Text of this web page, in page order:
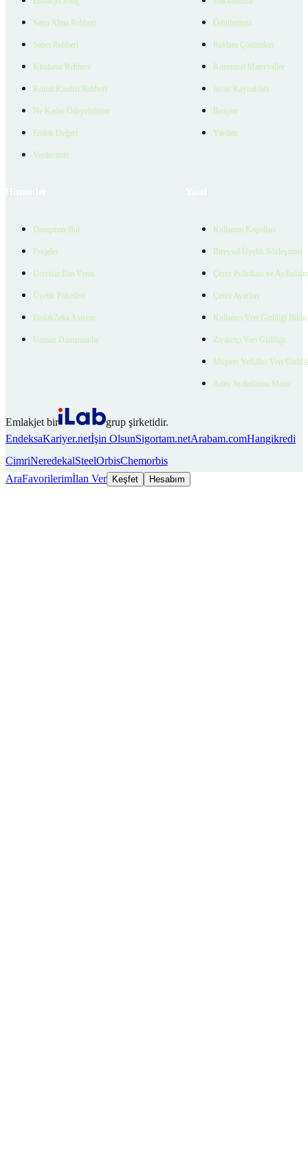
Satın Alma Rehberi
Satıcı Rehberi
Kiralama Rehberi
Konut Kredisi Rehberi
Ne Kadar Ödeyebilirim
Emlak Değeri
Verilerimiz
Ödüllerimiz
Reklam Çözümleri
Kurumsal Materyaller
İnsan Kaynakları
İletişim
Yardım
Danışman Bul
Projeler
Ücretsiz İlan Verin
Üyelik Paketleri
EmlakZeka Asistan
Uzman Danışmanlar
Kullanım Koşulları
Bireysel Üyelik Sözleşmesi
Çerez Politikası ve
Çerez Ayarları
Kullanıcı Veri Gizliliği
Ziyaretçi Veri Gizliliği
Müşteri Yetkilisi Veri
Aday Aydınlatma Metni
Emlakjet bir
grup şirketidir.
EndeksaKariyer.netİşin OlsunSigortam.netArabam.comHangikredi
CimriNeredekalSteelOrbisChemorbis
AraFavorilerimİlan Ver Keşfet Hesabım